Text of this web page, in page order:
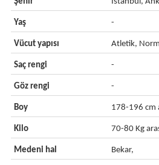
Yaş -
Vücut yapısı Atletik,
Saç rengi -
Göz rengi -
Boy 178-196 cm
Kilo 70-80 Kg
Medeni hal Bekar,